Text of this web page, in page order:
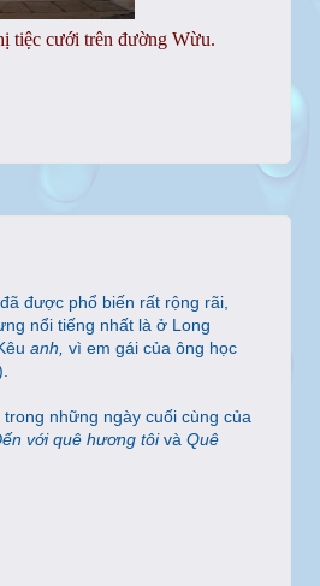
tiệc cưới trên đường Wừu.
được phổ biến rất rộng rãi,
nổi tiếng nhất là ở Long
anh, vì em gái của ông học
những ngày cuối cùng của
với quê hương tôivà Quê